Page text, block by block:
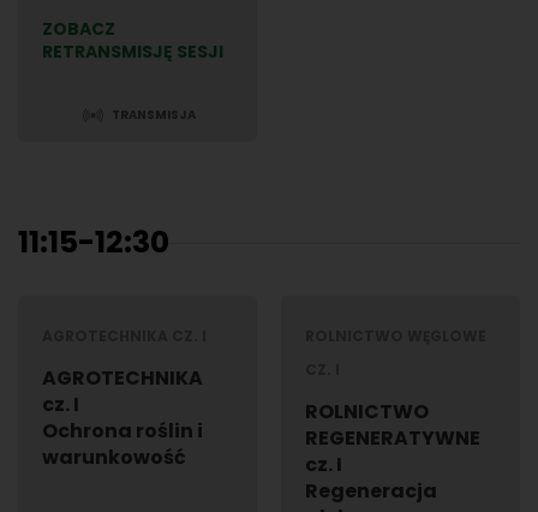
ZOBACZ
RETRANSMISJĘ SESJI
TRANSMISJA
11:15-12:30
AGROTECHNIKA
cz. I
Ochrona roślin i
warunkowość
ROLNICTWO
REGENERATYWNE
cz. I
Regeneracja